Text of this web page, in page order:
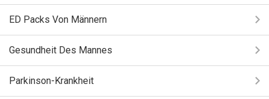
ED Packs Von Männern
Gesundheit Des Mannes
Parkinson-Krankheit